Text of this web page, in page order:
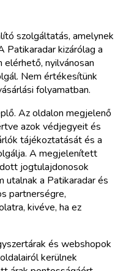
szolgáltatás, amelynek
Patikaradar kizárólag a
nyilvánosan
Nem értékesítünk
folyamatban.
Az oldalon megjelenő
azok védjegyeit és
tájékoztatását és a
A megjelenített
jogtulajdonosok
utalnak a Patikaradar és
partnerségre,
kivéve, ha ez
és webshopok
kerülnek